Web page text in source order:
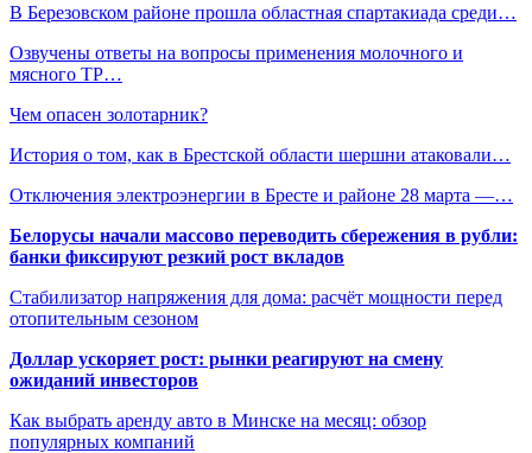
В Березовском районе прошла областная спартакиада среди…
Озвучены ответы на вопросы применения молочного и
мясного ТР…
Чем опасен золотарник?
История о том, как в Брестской области шершни атаковали…
Отключения электроэнергии в Бресте и районе 28 марта —…
Белорусы начали массово переводить сбережения в рубли:
банки фиксируют резкий рост вкладов
Стабилизатор напряжения для дома: расчёт мощности перед
отопительным сезоном
Доллар ускоряет рост: рынки реагируют на смену
ожиданий инвесторов
Как выбрать аренду авто в Минске на месяц: обзор
популярных компаний